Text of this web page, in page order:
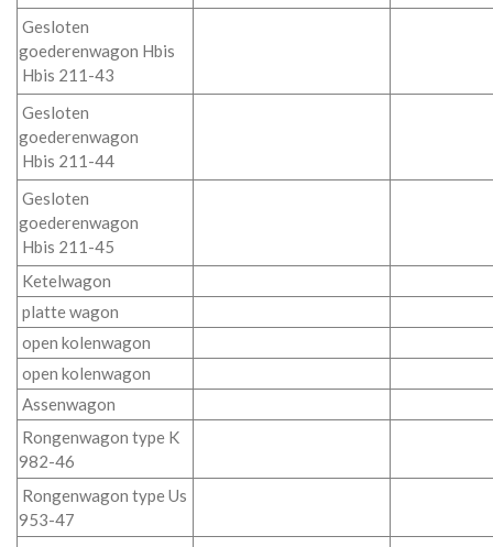
Gesloten
goederenwagon Hbis
Hbis 211-43
Gesloten
goederenwagon
Hbis 211-44
Gesloten
goederenwagon
Hbis 211-45
Ketelwagon
platte wagon
open kolenwagon
open kolenwagon
Assenwagon
Rongenwagon type K
982-46
Rongenwagon type Us
953-47